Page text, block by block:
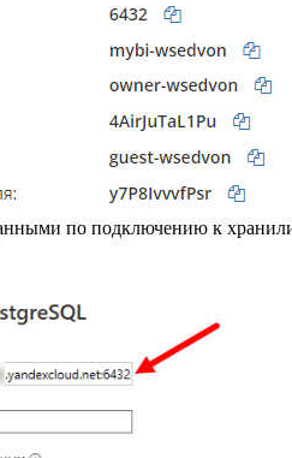
по подключению к